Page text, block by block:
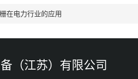
在电力行业的应用
（江苏）有限公司